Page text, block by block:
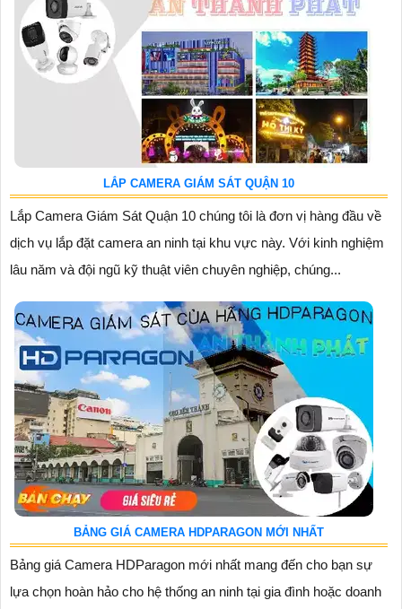
LẮP CAMERA GIÁM SÁT QUẬN 10
Lắp Camera Giám Sát Quận 10 chúng tôi là đơn vị hàng đầu về
dịch vụ lắp đặt camera an ninh tại khu vực này. Với kinh nghiệm
lâu năm và đội ngũ kỹ thuật viên chuyên nghiệp, chúng...
BẢNG GIÁ CAMERA HDPARAGON MỚI NHẤT
Bảng giá Camera HDParagon mới nhất mang đến cho bạn sự
lựa chọn hoàn hảo cho hệ thống an ninh tại gia đình hoặc doanh